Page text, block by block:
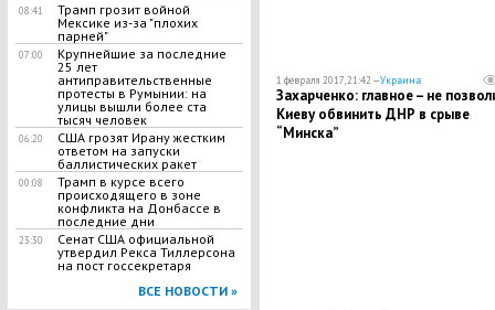
08:41
Трамп грозит войной
Мексике из-за "плохих
парней"
07:00
Крупнейшие за последние
25 лет
антиправительственные
протесты в Румынии: на
улицы вышли более ста
тысяч человек
06:20
США грозят Ирану жестким
ответом на запуски
баллистических ракет
00:08
Трамп в курсе всего
происходящего в зоне
конфликта на Донбассе в
последние дни
23:30
Сенат США официальной
утвердил Рекса Тиллерсона
на пост госсекретаря
ВСЕ НОВОСТИ »
1 февраля 2017, 21:42 —Украина
Захарченко: главное – не
Киеву обвинить ДНР в срыве
“Минска”